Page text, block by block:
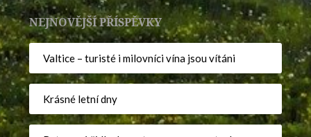
NEJNOVĚJŠÍ PŘÍSPĚVKY
Valtice – turisté i milovníci vína jsou vítáni
Krásné letní dny